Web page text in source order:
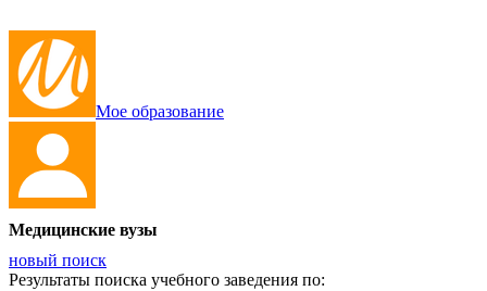
Мое образование
Медицинские вузы
новый поиск
Результаты поиска учебного заведения по: